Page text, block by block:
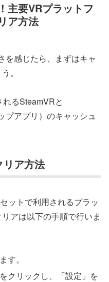
主要VRプラットフ
ア方法
を感じたら、まずはキャ
。
るSteamVRと
プアプリ）のキャッシュ
ア方法
ットで利用されるプラッ
アは以下の手順で行いま
す。
クリックし、「設定」を